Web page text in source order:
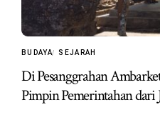
BUDAYA SEJARAH
Di Pesanggrahan
Pimpin Pemerintahan dari